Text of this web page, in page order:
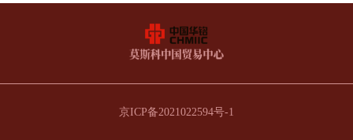
京ICP备2021022594号-1